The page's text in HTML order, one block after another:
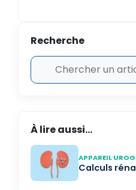
Recherche
À lire aussi...
APPAREIL
Calculs